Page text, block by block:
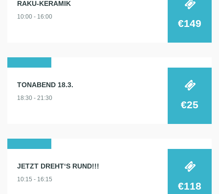
2026
RAKU-KERAMIK
10:00 - 16:00
€149
2026
TONABEND 18.3.
18:30 - 21:30
€25
2026
JETZT DREHT‘S RUND!!!
10:15 - 16:15
€118